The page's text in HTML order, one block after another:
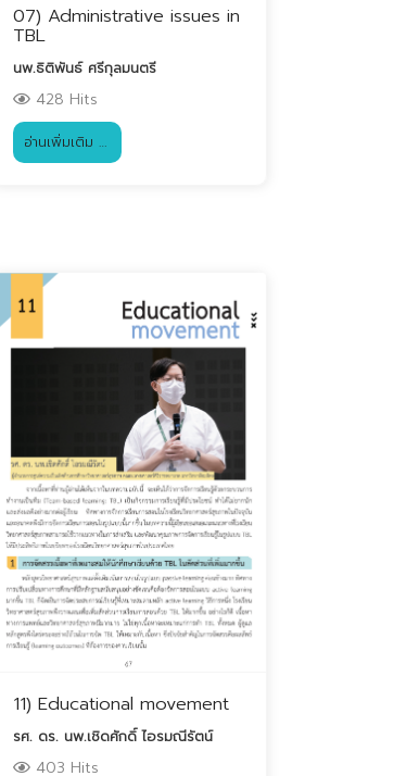
07) Administrative issues in
TBL
นพ.ธิติพันธ์ ศรีกุลมนตรี
428 Hits
อ่านเพิ่มเติม …
11) Educational movement
รศ. ดร. นพ.เชิดศักดิ์ ไอรมณีรัตน์
403 Hits